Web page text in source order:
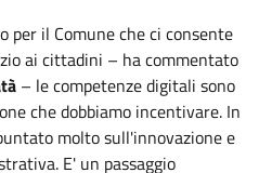
per il Comune che ci consente
ai cittadini – ha commentato
– le competenze digitali sono
che dobbiamo incentivare. In
molto sull'innovazione e
E' un passaggio